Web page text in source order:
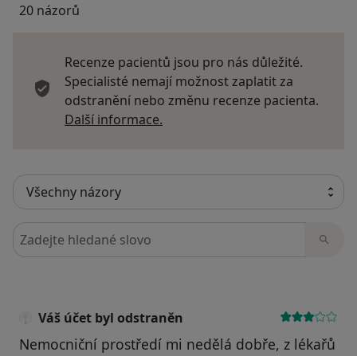
20 názorů
Recenze pacientů jsou pro nás důležité.
Specialisté nemají možnost zaplatit za
odstranění nebo změnu recenze pacienta.
Další informace.
Hledejte v názorech
Váš účet byl odstraněn
Nemocniční prostředí mi nedělá dobře, z lékařů